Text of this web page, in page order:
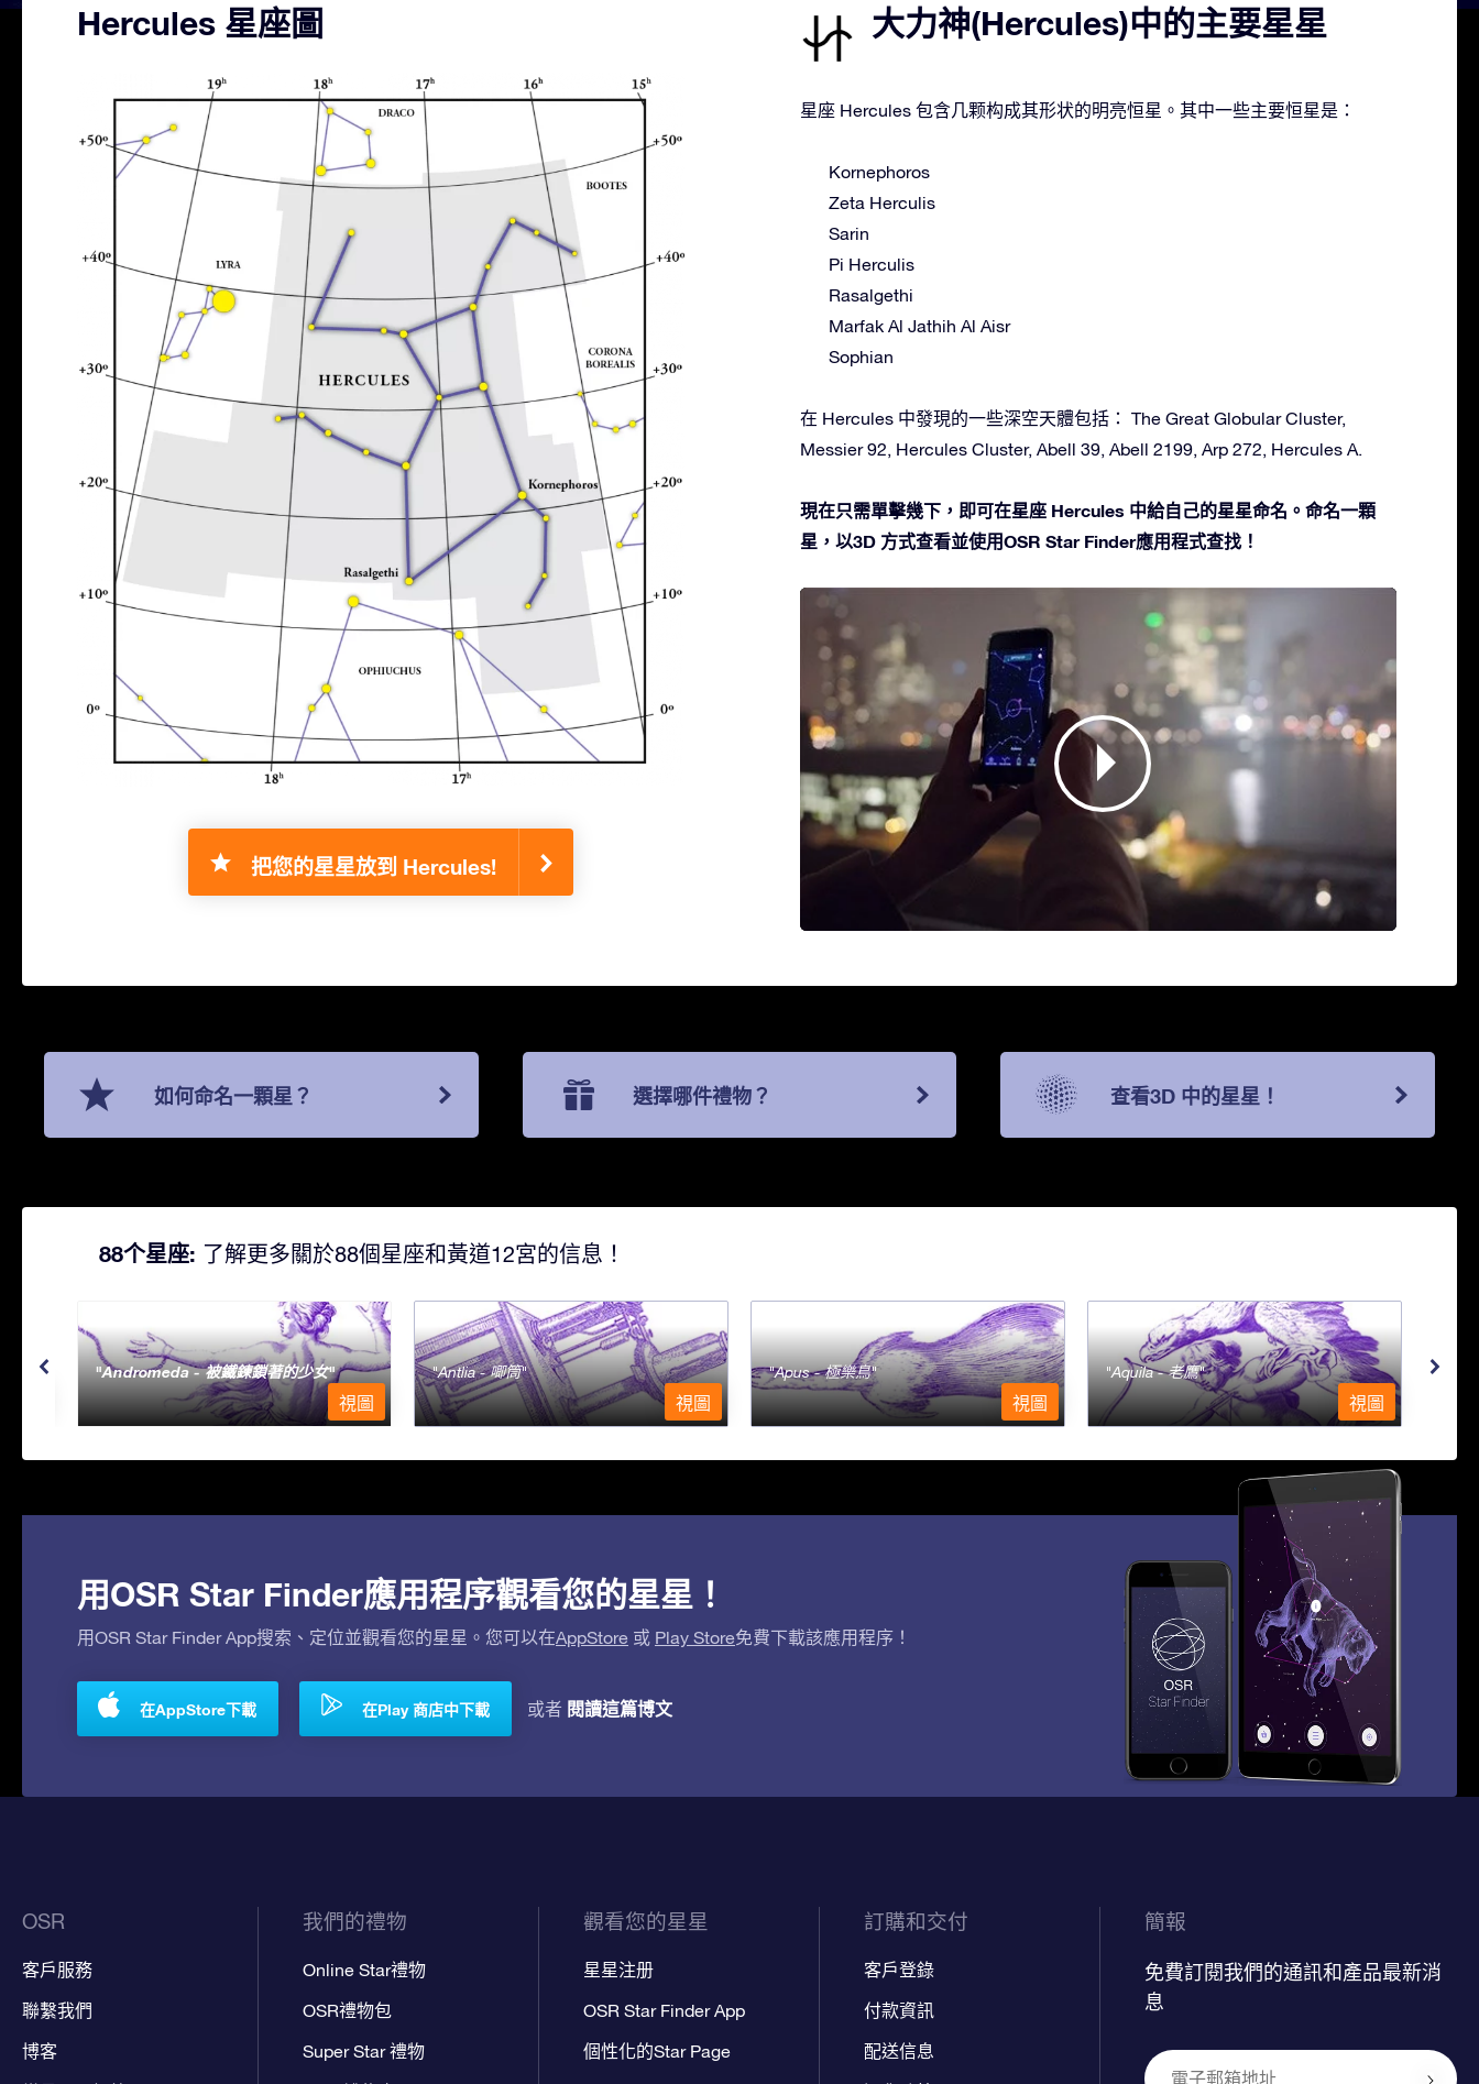
Hercules 星座圖
把您的星星放到 Hercules!
大力神(Hercules)中的主要星星
星座 Hercules 包含几颗构成其形状的明亮恒星。其中一些主要恒星是：
Kornephoros
Zeta Herculis
Sarin
Pi Herculis
Rasalgethi
Marfak Al Jathih Al Aisr
Sophian
在 Hercules 中發現的一些深空天體包括： The Great Globular Cluster,
Messier 92, Hercules Cluster, Abell 39, Abell 2199, Arp 272, Hercules A.
現在只需單擊幾下，即可在星座 Hercules 中給自己的星星命名。命名一顆
星，以3D 方式查看並使用OSR Star Finder應用程式查找！
如何命名一顆星？ 選擇哪件禮物？ 查看3D 中的星星！
88个星座: 了解更多關於88個星座和黃道12宮的信息！
Andromeda - 被鐵鍊鎖著的少女
視圖
Antlia - 唧筒
視圖
Apus - 極樂鳥
視圖
Aquila - 老鷹
視圖
用OSR Star Finder應用程序觀看您的星星！
用OSR Star Finder App搜索、定位並觀看您的星星。您可以在AppStore 或 Play Store免費下載該應用程序！
在AppStore下載 在Play 商店中下載 或者 閱讀這篇博文
OSR
客戶服務
聯繫我們
博客
我們的禮物
Online Star禮物
OSR禮物包
Super Star 禮物
觀看您的星星
星星注册
OSR Star Finder App
個性化的Star Page
訂購和交付
客戶登錄
付款資訊
配送信息
簡報
免費訂閱我們的通訊和產品最新消
息